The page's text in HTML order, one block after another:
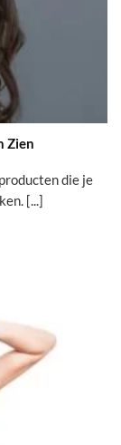
Zien
die je
[...]